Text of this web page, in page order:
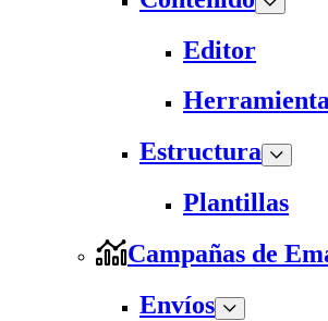
Editor
Estructura
Plantillas
Campañas de
Envíos